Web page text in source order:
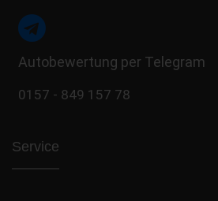
Autobewertung per Telegram
0157 - 849 157 78
Service